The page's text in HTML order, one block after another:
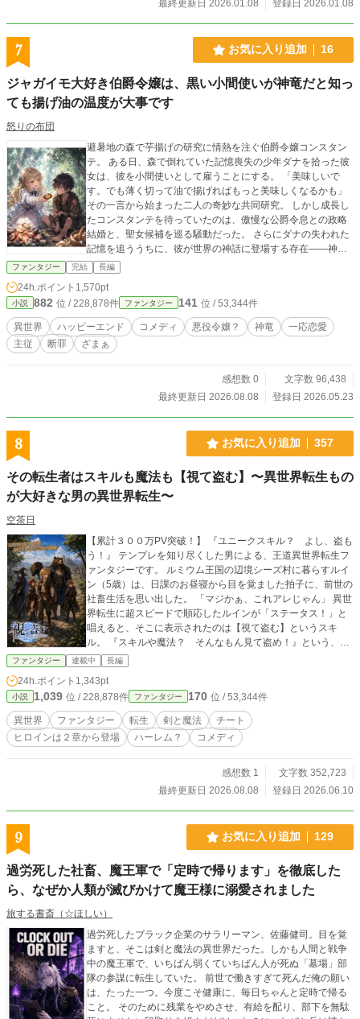
最終更新日 2026.01.08 登録日 2026.01.08
7 お気に入り追加 16
ジャガイモ大好き伯爵令嬢は、黒い小間使いが神竜だと知っ
ても揚げ油の温度が大事です
怒りの布団
避暑地の森で芋揚げの研究に情熱を注ぐ伯爵令嬢コンスタン
テ。 ある日、森で倒れていた記憶喪失の少年ダナを拾った彼
女は、彼を小間使いとして雇うことにする。 「美味しいで
す。でも薄く切って油で揚げればもっと美味しくなるかも」
その一言から始まった二人の奇妙な共同研究。 しかし成長し
たコンスタンテを待っていたのは、傲慢な公爵令息との政略
結婚と、聖女候補を巡る騒動だった。 さらにダナの失われた
記憶を追ううちに、彼が世界の神話に登場する存在――神竜
と深く関わっていることが判明する。 「わたくしが、あなた
を本当の家に帰してみせますわ！」 ​たとえ、切ない別れが待
っているとしても。 大好きな従者を本当の家族の元へ帰すた
め、伯爵令嬢は今日も芋を揚げながら奔走する。
ファンタジー 完結 長編
24h.ポイント 1,570pt
小説 882 位 / 228,878件 ファンタジー 141 位 / 53,344件
異世界 ハッピーエンド コメディ 悪役令嬢？ 神竜
一応恋愛
主従
断罪 ざまぁ
感想数 0
文字数 96,438
最終更新日 2026.08.08
登録日 2026.05.23
8 お気に入り追加 357
その転生者はスキルも魔法も【視て盗む】〜異世界転生もの
が大好きな男の異世界転生〜
空茶日
【累計３００万PV突破！】 『ユニークスキル？ よし、盗も
う！』 テンプレを知り尽くした男による、王道異世界転生フ
ァンタジーです。 ルミウム王国の辺境シーズ村に暮らすルイ
ン（5歳）は、日課のお昼寝から目を覚ました拍子に、前世の
社畜生活を思い出した。 「マジかぁ、これアレじゃん」 異世
界転生に超スピードで順応したルインが「ステータス！」と
唱えると、そこに表示されたのは【視て盗む】というスキ
ル。 『スキルや魔法？ そんなもん見て盗め！』という、料
理人の世界みたいな能力だった。 異世界転生ものを前世で貪
り尽くしてきたルインは、このスキルを手に本物の異世界を
どう生きていくのか。 元サラリーマンが夢にまで見た大冒険
が、辺境の農村で幕を開ける！ ※毎日２１時更新です 本作
は、カクヨム・小説家になろうにも掲載中の連載作品です。
ファンタジー 連載中 長編
24h.ポイント 1,343pt
小説 1,039 位 / 228,878件 ファンタジー 170 位 / 53,344件
異世界 ファンタジー 転生 剣と魔法
チート
ヒロインは２章から登場
ハーレム？ コメディ
感想数 1
文字数 352,723
最終更新日 2026.08.08
登録日 2026.06.10
9 お気に入り追加 129
過労死した社畜、魔王軍で「定時で帰ります」を徹底した
ら、なぜか人類が滅びかけて魔王様に溺愛されました
旅する書斎（☆ほしい）
過労死したブラック企業のサラリーマン、佐藤健司。目を覚
ますと、そこは剣と魔法の異世界だった。しかも人間と戦争
中の魔王軍で、いちばん弱くていちばん人が死ぬ「墓場」部
隊の参謀に転生していた。 前世で働きすぎて死んだ俺の願い
は、たった一つ。今度こそ健康に、毎日ちゃんと定時で帰る
こと。 そのために残業をやめさせ、有給を配り、部下を無駄